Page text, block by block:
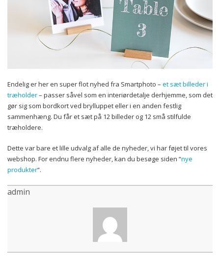
Endelig er her en super flot nyhed fra Smartphoto – et sæt billeder i
træholder– passer såvel som en interiørdetalje derhjemme, som det
gør sig som bordkort ved brylluppet eller i en anden festlig
sammenhæng. Du får et sæt på 12 billeder og 12 små stilfulde
træholdere.
Dette var bare et lille udvalg af alle de nyheder, vi har føjet til vores
webshop. For endnu flere nyheder, kan du besøge siden “nye
produkter“.
admin